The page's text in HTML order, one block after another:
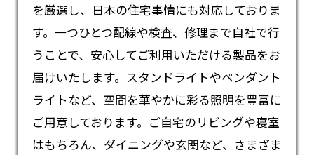
を厳選し、日本の住宅事情にも対応しておりま
す。一つひとつ配線や検査、修理まで自社で行
うことで、安心してご利用いただける製品をお
届けいたします。スタンドライトやペンダント
ライトなど、空間を華やかに彩る照明を豊富に
ご用意しております。ご自宅のリビングや寝室
はもちろん、ダイニングや玄関など、さまざま